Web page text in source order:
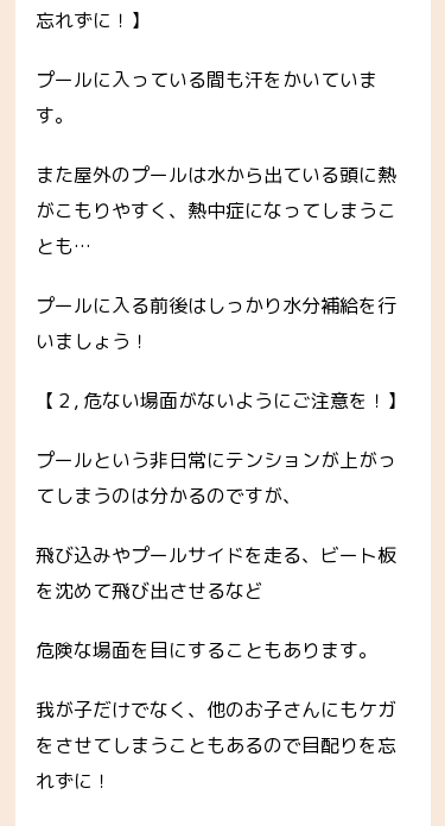
忘れずに！】
プールに入っている間も汗をかいていま
す。
また屋外のプールは水から出ている頭に熱
がこもりやすく、熱中症になってしまうこ
とも…
プールに入る前後はしっかり水分補給を行
いましょう！
【２, 危ない場面がないようにご注意を！】
プールという非日常にテンションが上がっ
てしまうのは分かるのですが、
飛び込みやプールサイドを走る、ビート板
を沈めて飛び出させるなど
危険な場面を目にすることもあります。
我が子だけでなく、他のお子さんにもケガ
をさせてしまうこともあるので目配りを忘
れずに！